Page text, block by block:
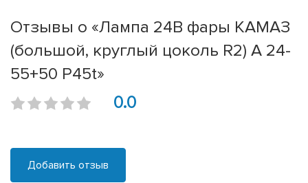
Отзывы о «Лампа 24В фары КАМАЗ
(большой, круглый цоколь R2) A 24-
55+50 P45t»
0.0
Добавить отзыв